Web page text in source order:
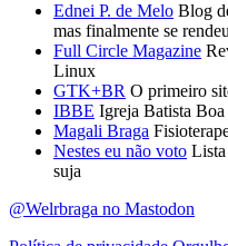
Ednei P. de Melo Blog
mas finalmente se
Full Circle Magazine
Linux
GTK+BR O primeiro
IBBE Igreja Batista Boa
Magali Braga
Nestes eu não voto Lista
suja
@Welrbraga no Mastodon